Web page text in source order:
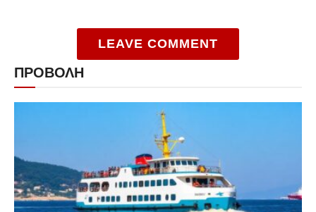
LEAVE COMMENT
ΠΡΟΒΟΛΗ